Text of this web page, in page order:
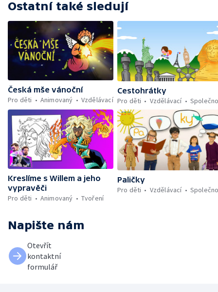
Ostatní také sledují
Česká mše vánoční
Pro děti
Animovaný Vzdělávací
Cestohrátky
Pro děti
Vzdělávací
Kreslíme s Willem a jeho
vypravěči
Pro děti
Animovaný Tvoření
Paličky
Pro děti
Vzdělávací
Napište nám
Otevřít
kontaktní
formulář